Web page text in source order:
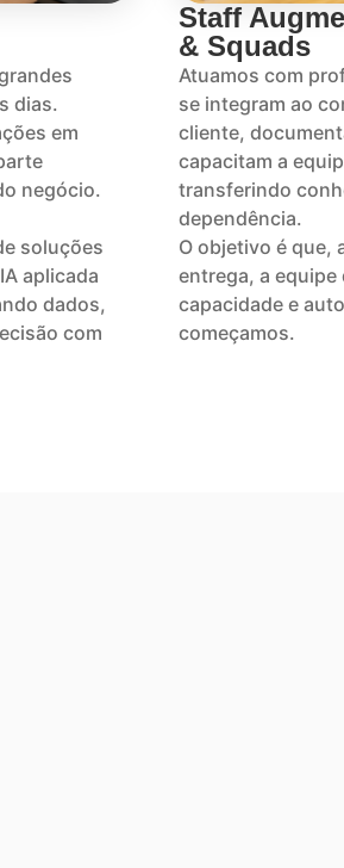
dias.
em
negócio.
soluções
aplicada
dados,
com
Staff
& Squads
Atuamos com
se integram ao
cliente,
capacitam a
transferindo
dependência.
O objetivo é que,
entrega, a
capacidade e
começamos.